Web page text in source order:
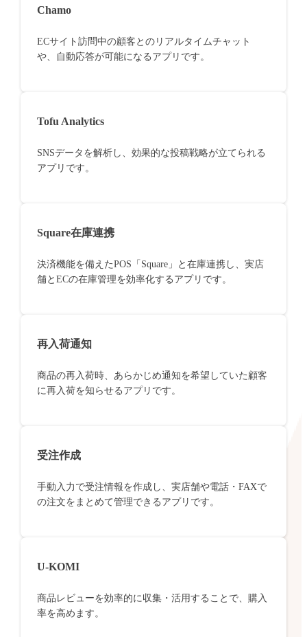
Chamo
ECサイト訪問中の顧客とのリアルタイムチャット
や、自動応答が可能になるアプリです。
Tofu Analytics
SNSデータを解析し、効果的な投稿戦略が立てられる
アプリです。
Square在庫連携
決済機能を備えたPOS「Square」と在庫連携し、実店
舗とECの在庫管理を効率化するアプリです。
再入荷通知
商品の再入荷時、あらかじめ通知を希望していた顧客
に再入荷を知らせるアプリです。
受注作成
手動入力で受注情報を作成し、実店舗や電話・FAXで
の注文をまとめて管理できるアプリです。
U-KOMI
商品レビューを効率的に収集・活用することで、購入
率を高めます。